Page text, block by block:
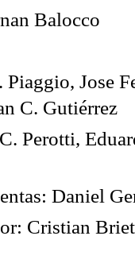
Balocco
Jose
C. Gutiérrez
Perotti,
Daniel
Cristian